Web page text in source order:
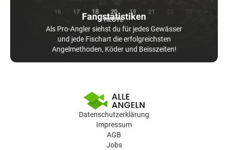
Fangstatistiken
Als Pro-Angler siehst du für jedes Gewässer
und jede Fischart die erfolgreichsten
Angelmethoden, Köder und Beisszeiten!
Datenschutzerklärung
Impressum
AGB
Jobs